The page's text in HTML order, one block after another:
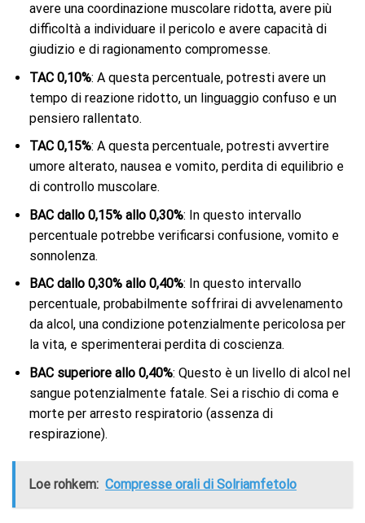
avere una coordinazione muscolare ridotta, avere più
difficoltà a individuare il pericolo e avere capacità di
giudizio e di ragionamento compromesse.
TAC 0,10%: A questa percentuale, potresti avere un
tempo di reazione ridotto, un linguaggio confuso e un
pensiero rallentato.
TAC 0,15%: A questa percentuale, potresti avvertire
umore alterato, nausea e vomito, perdita di equilibrio e
di controllo muscolare.
BAC dallo 0,15% allo 0,30%: In questo intervallo
percentuale potrebbe verificarsi confusione, vomito e
sonnolenza.
BAC dallo 0,30% allo 0,40%: In questo intervallo
percentuale, probabilmente soffrirai di avvelenamento
da alcol, una condizione potenzialmente pericolosa per
la vita, e sperimenterai perdita di coscienza.
BAC superiore allo 0,40%: Questo è un livello di alcol nel
sangue potenzialmente fatale. Sei a rischio di coma e
morte per arresto respiratorio (assenza di
respirazione).
Loe rohkem: Compresse orali di Solriamfetolo